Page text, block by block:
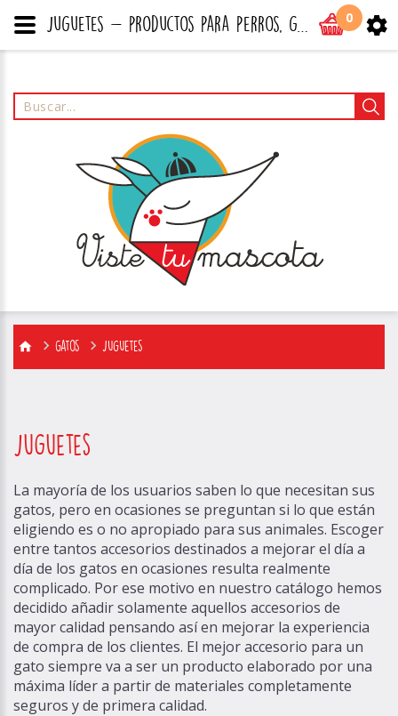
0
Gatos juguetes
juguetes
La mayoría de los usuarios saben lo que necesitan sus
gatos, pero en ocasiones se preguntan si lo que están
eligiendo es o no apropiado para sus animales. Escoger
entre tantos accesorios destinados a mejorar el día a
día de los gatos en ocasiones resulta realmente
complicado. Por ese motivo en nuestro catálogo hemos
decidido añadir solamente aquellos accesorios de
mayor calidad pensando así en mejorar la experiencia
de compra de los clientes. El mejor accesorio para un
gato siempre va a ser un producto elaborado por una
máxima líder a partir de materiales completamente
seguros y de primera calidad.
juguetes - productos para perros, gatos y todo tipo de mascotas